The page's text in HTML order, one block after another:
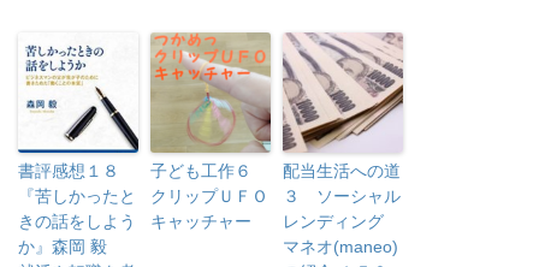
書評感想１８
『苦しかったと
きの話をしよう
か』森岡 毅
子ども工作６
クリップＵＦＯ
キャッチャー
配当生活への道
３ ソーシャル
レンディング
マネオ(maneo)